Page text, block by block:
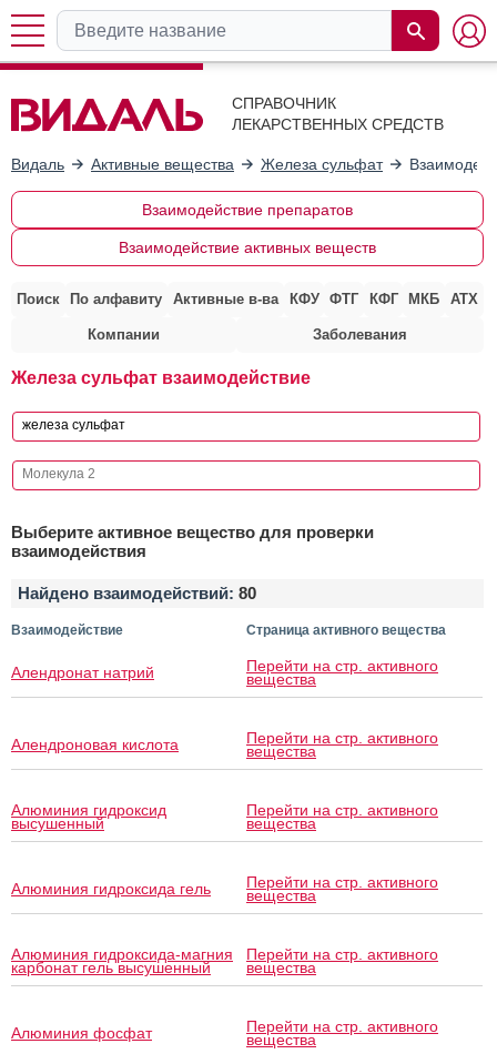
СПРАВОЧНИК
ЛЕКАРСТВЕННЫХ СРЕДСТВ
Видаль Активные вещества Железа сульфат
Взаимодействие препаратов
Взаимодействие активных веществ
Поиск По алфавиту Активные в-ва КФУ ФТГ КФГ МКБ АТХ
Компании Заболевания
Железа сульфат взаимодействие
Выберите активное вещество для проверки
взаимодействия
Найдено взаимодействий: 80
Взаимодействие Страница активного вещества
Алендронат натрий Перейти на стр. активного
вещества
Алендроновая кислота Перейти на стр. активного
вещества
Алюминия гидроксид
высушенный
Перейти на стр. активного
вещества
Алюминия гидроксида гель Перейти на стр. активного
вещества
Алюминия гидроксида-магния
карбонат гель высушенный
Перейти на стр. активного
вещества
Алюминия фосфат Перейти на стр. активного
вещества